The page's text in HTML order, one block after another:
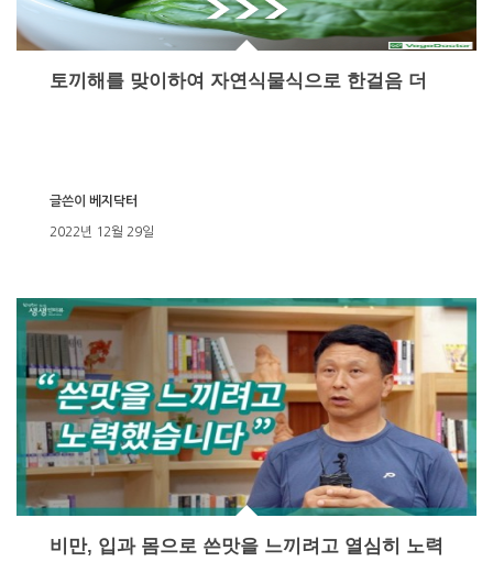
토끼해를 맞이하여 자연식물식으로 한걸음 더
2022년 12월 29일
글쓴이 베지닥터
비만, 입과 몸으로 쓴맛을 느끼려고 열심히 노력